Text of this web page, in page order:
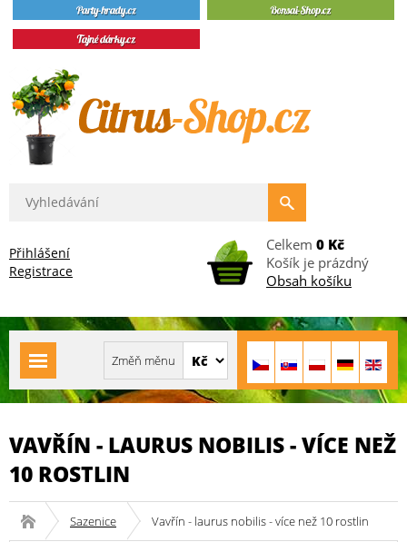
Přihlášení
Registrace
Celkem 0 Kč
Košík je prázdný
Obsah košíku
VAVŘÍN - LAURUS NOBILIS - VÍCE NEŽ
10 ROSTLIN
Sazenice Vavřín - laurus nobilis - více než 10 rostlin